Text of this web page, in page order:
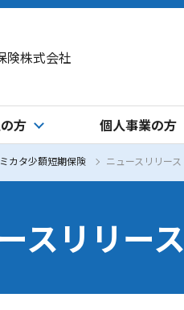
方 個人事業の方
カタ少額短期保険 ニュースリリース
スリリース